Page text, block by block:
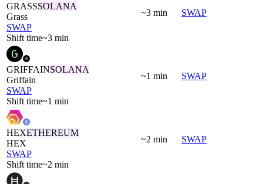
GRASSSOLANA
Grass
SWAP
Shift time~3 min
~3 min SWAP
GRIFFAINSOLANA
Griffain
SWAP
Shift time~1 min
~1 min SWAP
HEXETHEREUM
HEX
SWAP
Shift time~2 min
~2 min SWAP